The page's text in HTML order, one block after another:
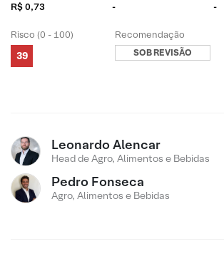
R$ 0,73
-
-
Risco (0 - 100)
39
Recomendação
SOB REVISÃO
Leonardo Alencar
Head de Agro, Alimentos e Bebidas
Pedro Fonseca
Agro, Alimentos e Bebidas